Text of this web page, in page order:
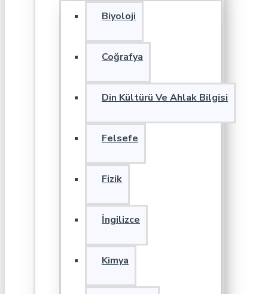
Biyoloji
Coğrafya
Din Kültürü Ve Ahlak Bilgisi
Felsefe
Fizik
İngilizce
Kimya